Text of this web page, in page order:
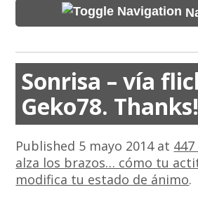
Sonrisa – vía
Geko78. Thanks!
Published 5 mayo 2014at
alza los brazos… cómo tu
modifica tu estado de ánimo.